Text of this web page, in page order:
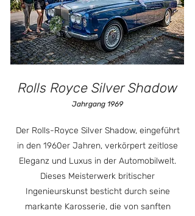
Rolls Royce Silver Shadow
Jahrgang 1969
Der Rolls-Royce Silver Shadow, eingeführt
in den 1960er Jahren, verkörpert zeitlose
Eleganz und Luxus in der Automobilwelt.
Dieses Meisterwerk britischer
Ingenieurskunst besticht durch seine
markante Karosserie, die von sanften